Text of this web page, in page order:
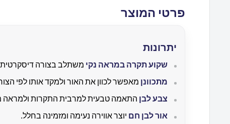
פרטי המוצר
יתרונות
שקוע תקרה במראה נקי משתלב בצורה דיסקרטית
מתכוונן מאפשר לכוון את האור ולמקד אותו לפי
צבע לבן התאמה טבעית למרבית התקרות ולמראה
אור לבן חם יוצר אווירה נעימה ומזמינה בחלל.